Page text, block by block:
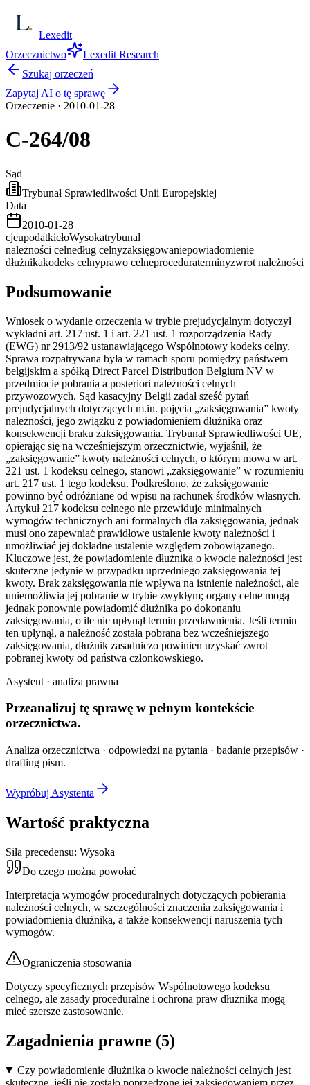
Lexedit
Orzecznictwo
Lexedit Research
Szukaj orzeczeń
Zapytaj AI o tę sprawę
Orzeczenie · 2010-01-28
C-264/08
Sąd
Trybunał Sprawiedliwości Unii Europejskiej
Data
2010-01-28
cjeupodatkicłoWysokatrybunal
należności celnedług celnyzaksięgowaniepowiadomienie
dłużnikakodeks celnyprawo celneproceduraterminyzwrot należności
Podsumowanie
Wniosek o wydanie orzeczenia w trybie prejudycjalnym dotyczył
wykładni art. 217 ust. 1 i art. 221 ust. 1 rozporządzenia Rady
(EWG) nr 2913/92 ustanawiającego Wspólnotowy kodeks celny.
Sprawa rozpatrywana była w ramach sporu pomiędzy państwem
belgijskim a spółką Direct Parcel Distribution Belgium NV w
przedmiocie pobrania a posteriori należności celnych
przywozowych. Sąd kasacyjny Belgii zadał sześć pytań
prejudycjalnych dotyczących m.in. pojęcia „zaksięgowania” kwoty
należności, jego związku z powiadomieniem dłużnika oraz
konsekwencji braku zaksięgowania. Trybunał Sprawiedliwości UE,
opierając się na wcześniejszym orzecznictwie, wyjaśnił, że
„zaksięgowanie” kwoty należności celnych, o którym mowa w art.
221 ust. 1 kodeksu celnego, stanowi „zaksięgowanie” w rozumieniu
art. 217 ust. 1 tego kodeksu. Podkreślono, że zaksięgowanie
powinno być odróżniane od wpisu na rachunek środków własnych.
Artykuł 217 kodeksu celnego nie przewiduje minimalnych
wymogów technicznych ani formalnych dla zaksięgowania, jednak
musi ono zapewniać prawidłowe ustalenie kwoty należności i
umożliwiać jej dokładne ustalenie względem zobowiązanego.
Kluczowe jest, że powiadomienie dłużnika o kwocie należności jest
skuteczne jedynie w przypadku uprzedniego zaksięgowania tej
kwoty. Brak zaksięgowania nie wpływa na istnienie należności, ale
uniemożliwia jej pobranie w trybie zwykłym; organy celne mogą
jednak ponownie powiadomić dłużnika po dokonaniu
zaksięgowania, o ile nie upłynął termin przedawnienia. Jeśli termin
ten upłynął, a należność została pobrana bez wcześniejszego
zaksięgowania, dłużnik zasadniczo powinien uzyskać zwrot
pobranej kwoty od państwa członkowskiego.
Asystent · analiza prawna
Przeanalizuj tę sprawę w pełnym kontekście
orzecznictwa.
Analiza orzecznictwa · odpowiedzi na pytania · badanie przepisów ·
drafting pism.
Wypróbuj Asystenta
Wartość praktyczna
Siła precedensu: Wysoka
Do czego można powołać
Interpretacja wymogów proceduralnych dotyczących pobierania
należności celnych, w szczególności znaczenia zaksięgowania i
powiadomienia dłużnika, a także konsekwencji naruszenia tych
wymogów.
Ograniczenia stosowania
Dotyczy specyficznych przepisów Wspólnotowego kodeksu
celnego, ale zasady proceduralne i ochrona praw dłużnika mogą
mieć szersze zastosowanie.
Zagadnienia prawne (5)
Czy powiadomienie dłużnika o kwocie należności celnych jest
skuteczne, jeśli nie zostało poprzedzone jej zaksięgowaniem przez